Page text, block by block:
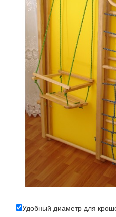
Удобный диаметр для